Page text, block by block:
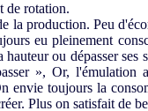
de rotation.
la production. Peu
eu pleinement
ou dépasser
», Or,
envie toujours la
Plus on satisfait de